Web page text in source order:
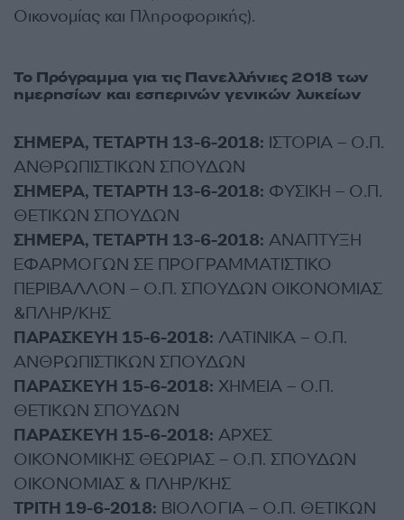
Οικονομίας και Πληροφορικής).
Το Πρόγραμμα για τις Πανελλήνιες 2018 των
ημερησίων και εσπερινών γενικών λυκείων
ΣΗΜΕΡΑ, ΤΕΤΑΡΤΗ 13-6-2018: ΙΣΤΟΡΙΑ – Ο.Π.
ΑΝΘΡΩΠΙΣΤΙΚΩΝ ΣΠΟΥΔΩΝ
ΣΗΜΕΡΑ, ΤΕΤΑΡΤΗ 13-6-2018: ΦΥΣΙΚΗ – Ο.Π.
ΘΕΤΙΚΩΝ ΣΠΟΥΔΩΝ
ΣΗΜΕΡΑ, ΤΕΤΑΡΤΗ 13-6-2018: ΑΝΑΠΤΥΞΗ
ΕΦΑΡΜΟΓΩΝ ΣΕ ΠΡΟΓΡΑΜΜΑΤΙΣΤΙΚΟ
ΠΕΡΙΒΑΛΛΟΝ – Ο.Π. ΣΠΟΥΔΩΝ ΟΙΚΟΝΟΜΙΑΣ
&ΠΛΗΡ/ΚΗΣ
ΠΑΡΑΣΚΕΥΗ 15-6-2018: ΛΑΤΙΝΙΚΑ – Ο.Π.
ΑΝΘΡΩΠΙΣΤΙΚΩΝ ΣΠΟΥΔΩΝ
ΠΑΡΑΣΚΕΥΗ 15-6-2018: ΧΗΜΕΙΑ – Ο.Π.
ΘΕΤΙΚΩΝ ΣΠΟΥΔΩΝ
ΠΑΡΑΣΚΕΥΗ 15-6-2018: ΑΡΧΕΣ
ΟΙΚΟΝΟΜΙΚΗΣ ΘΕΩΡΙΑΣ – Ο.Π. ΣΠΟΥΔΩΝ
ΟΙΚΟΝΟΜΙΑΣ & ΠΛΗΡ/ΚΗΣ
ΤΡΙΤΗ 19-6-2018: ΒΙΟΛΟΓΙΑ – Ο.Π. ΘΕΤΙΚΩΝ